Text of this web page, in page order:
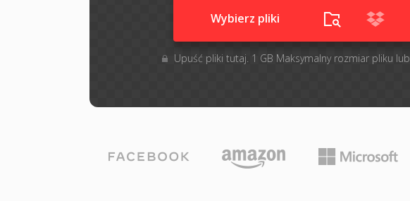
Wybierz pliki
Upuść pliki tutaj. 1 GB Maksymalny rozmiar pliku lub